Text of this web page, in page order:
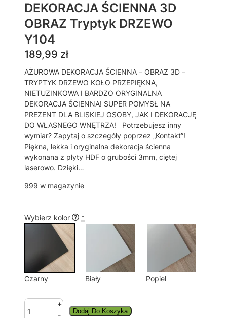
DEKORACJA ŚCIENNA 3D
OBRAZ Tryptyk DRZEWO
Y104
189,99 zł
AŻUROWA DEKORACJA ŚCIENNA – OBRAZ 3D –
TRYPTYK DRZEWO KOŁO PRZEPIĘKNA,
NIETUZINKOWA I BARDZO ORYGINALNA
DEKORACJA ŚCIENNA! SUPER POMYSŁ NA
PREZENT DLA BLISKIEJ OSOBY, JAK I DEKORACJĘ
DO WŁASNEGO WNĘTRZA! Potrzebujesz inny
wymiar? Zapytaj o szczegóły poprzez „Kontakt”!
Piękna, lekka i oryginalna dekoracja ścienna
wykonana z płyty HDF o grubości 3mm, ciętej
laserowo. Dzięki…
999 w magazynie
Wybierz kolor *
Czarny Biały Popiel
i
+
-
Dodaj Do Koszyka